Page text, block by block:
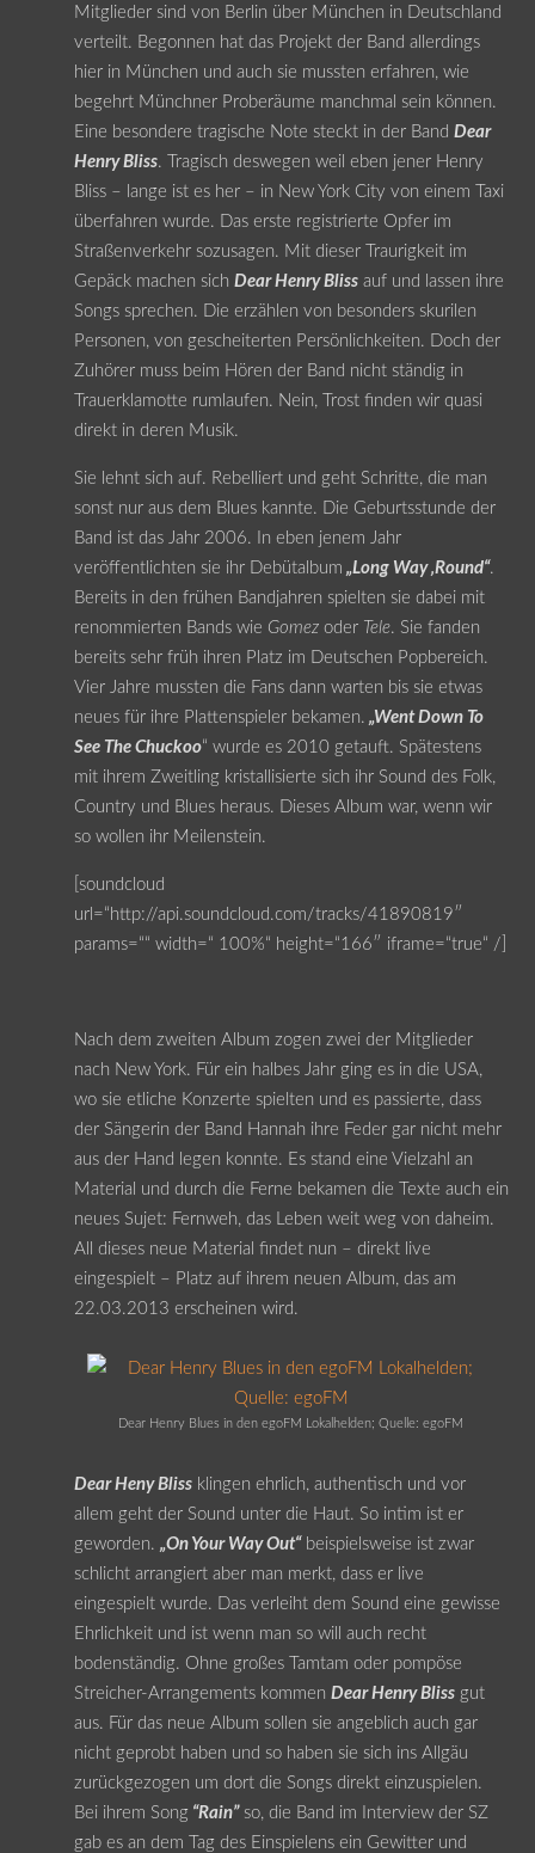
Mitglieder sind von Berlin über München in Deutschland
verteilt. Begonnen hat das Projekt der Band allerdings
hier in München und auch sie mussten erfahren, wie
begehrt Münchner Proberäume manchmal sein können.
Eine besondere tragische Note steckt in der Band Dear
Henry Bliss. Tragisch deswegen weil eben jener Henry
Bliss – lange ist es her – in New York City von einem Taxi
überfahren wurde. Das erste registrierte Opfer im
Straßenverkehr sozusagen. Mit dieser Traurigkeit im
Gepäck machen sich Dear Henry Blissauf und lassen ihre
Songs sprechen. Die erzählen von besonders skurilen
Personen, von gescheiterten Persönlichkeiten. Doch der
Zuhörer muss beim Hören der Band nicht ständig in
Trauerklamotte rumlaufen. Nein, Trost finden wir quasi
direkt in deren Musik.
Sie lehnt sich auf. Rebelliert und geht Schritte, die man
sonst nur aus dem Blues kannte. Die Geburtsstunde der
Band ist das Jahr 2006. In eben jenem Jahr
veröffentlichten sie ihr Debütalbum „Long Way ‚Round“.
Bereits in den frühen Bandjahren spielten sie dabei mit
renommierten Bands wie Gomezoder Tele. Sie fanden
bereits sehr früh ihren Platz im Deutschen Popbereich.
Vier Jahre mussten die Fans dann warten bis sie etwas
neues für ihre Plattenspieler bekamen. „Went Down To
See The Chuckoo“ wurde es 2010 getauft. Spätestens
mit ihrem Zweitling kristallisierte sich ihr Sound des Folk,
Country und Blues heraus. Dieses Album war, wenn wir
so wollen ihr Meilenstein.
[soundcloud
url=“http://api.soundcloud.com/tracks/41890819″
params=““ width=“ 100%“ height=“166″ iframe=“true“ /]
Nach dem zweiten Album zogen zwei der Mitglieder
nach New York. Für ein halbes Jahr ging es in die USA,
wo sie etliche Konzerte spielten und es passierte, dass
der Sängerin der Band Hannah ihre Feder gar nicht mehr
aus der Hand legen konnte. Es stand eine Vielzahl an
Material und durch die Ferne bekamen die Texte auch ein
neues Sujet: Fernweh, das Leben weit weg von daheim.
All dieses neue Material findet nun – direkt live
eingespielt – Platz auf ihrem neuen Album, das am
22.03.2013 erscheinen wird.
Dear Henry Blues in den egoFM Lokalhelden; Quelle: egoFM
Dear Heny Blissklingen ehrlich, authentisch und vor
allem geht der Sound unter die Haut. So intim ist er
geworden. „On Your Way Out“beispielsweise ist zwar
schlicht arrangiert aber man merkt, dass er live
eingespielt wurde. Das verleiht dem Sound eine gewisse
Ehrlichkeit und ist wenn man so will auch recht
bodenständig. Ohne großes Tamtam oder pompöse
Streicher-Arrangements kommen Dear Henry Blissgut
aus. Für das neue Album sollen sie angeblich auch gar
nicht geprobt haben und so haben sie sich ins Allgäu
zurückgezogen um dort die Songs direkt einzuspielen.
Bei ihrem Song“Rain”so, die Band im Interview der SZ
gab es an dem Tag des Einspielens ein Gewitter und